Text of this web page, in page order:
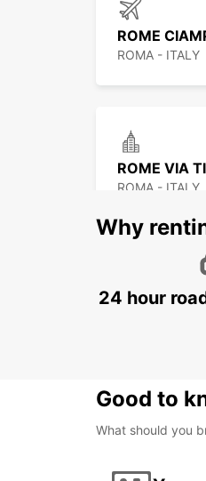
ROME
ROMA - ITALY
ROME VIA
ROMA - ITALY
ROME VIA
Why
24 hour
Good to
What should you